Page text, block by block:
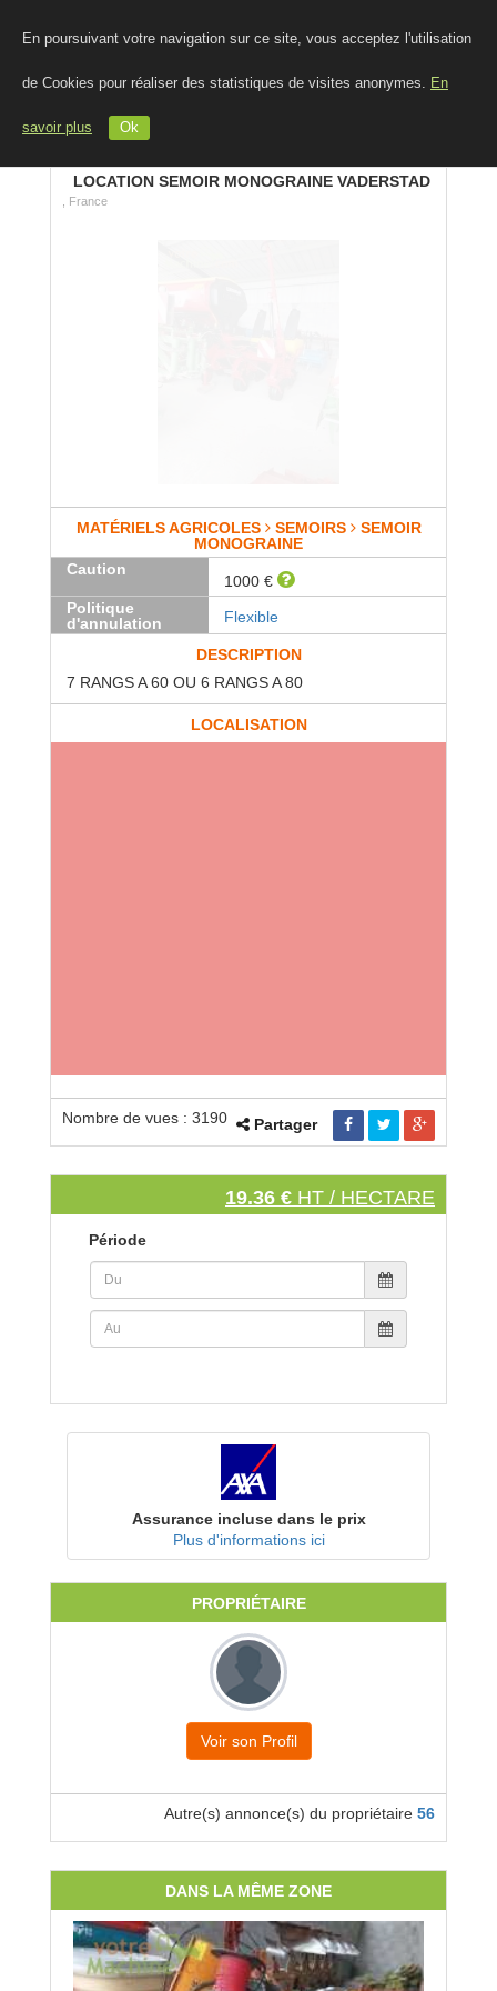
En poursuivant votre navigation sur ce site, vous acceptez l'utilisation
de Cookies pour réaliser des statistiques de visites anonymes. En
savoir plus Ok
LOCATION SEMOIR MONOGRAINE VADERSTAD
, France
MATÉRIELS AGRICOLES SEMOIRS SEMOIR
MONOGRAINE
Caution
1000 €
Politique
d'annulation
Flexible
DESCRIPTION
7 RANGS A 60 OU 6 RANGS A 80
LOCALISATION
Nombre de vues : 3190 Partager
19.36 € HT / HECTARE
Période
Assurance incluse dans le prix
Plus d'informations ici
PROPRIÉTAIRE
Voir son Profil
Autre(s) annonce(s) du propriétaire 56
DANS LA MÊME ZONE